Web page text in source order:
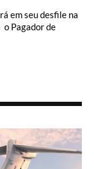
em seu desfile na
o Pagador de